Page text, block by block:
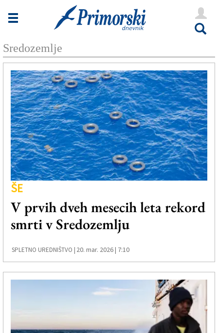
Novice
Goriška
Kultura
Šport
Še
Vreme
V Kioskih
Oglasi
Založnik
Zadruga PD
Naročnine
Sredozemlje
ŠE
V prvih dveh mesecih leta rekord
smrti v Sredozemlju
SPLETNO UREDNIŠTVO | 20. mar. 2026 | 7:10